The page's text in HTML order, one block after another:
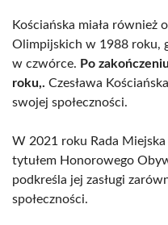
Kościańska miała również
Olimpijskich w 1988 roku,
w czwórce. Po
roku,. Czesława
swojej społeczności.
W 2021 roku Rada
tytułem Honorowego
podkreśla jej zasługi
społeczności.